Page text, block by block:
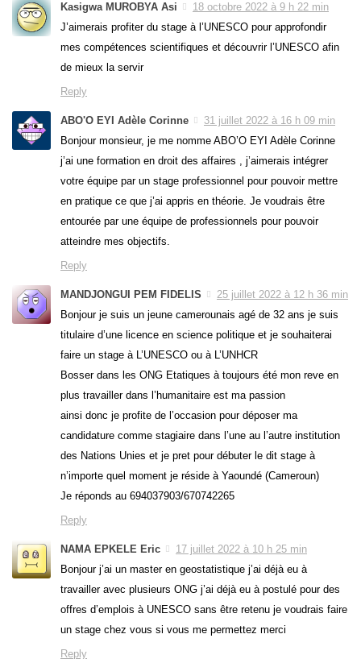
Kasigwa MUROBYA Asi
18 octobre 2022 à 9 h 22 min
J’aimerais profiter du stage à l’UNESCO pour approfondir
mes compétences scientifiques et découvrir l’UNESCO afin
de mieux la servir
Reply
ABO'O EYI Adèle Corinne
31 juillet 2022 à 16 h 09 min
Bonjour monsieur, je me nomme ABO’O EYI Adèle Corinne
j’ai une formation en droit des affaires , j’aimerais intégrer
votre équipe par un stage professionnel pour pouvoir mettre
en pratique ce que j’ai appris en théorie. Je voudrais être
entourée par une équipe de professionnels pour pouvoir
atteindre mes objectifs.
Reply
MANDJONGUI PEM FIDELIS
25 juillet 2022 à 12 h 36 min
Bonjour je suis un jeune camerounais agé de 32 ans je suis
titulaire d’une licence en science politique et je souhaiterai
faire un stage à L’UNESCO ou à L’UNHCR
Bosser dans les ONG Etatiques à toujours été mon reve en
plus travailler dans l’humanitaire est ma passion
ainsi donc je profite de l’occasion pour déposer ma
candidature comme stagiaire dans l’une au l’autre institution
des Nations Unies et je pret pour débuter le dit stage à
n’importe quel moment je réside à Yaoundé (Cameroun)
Je réponds au 694037903/670742265
Reply
NAMA EPKELE Eric
17 juillet 2022 à 10 h 25 min
Bonjour j’ai un master en geostatistique j’ai déjà eu à
travailler avec plusieurs ONG j’ai déjà eu à postulé pour des
offres d’emplois à UNESCO sans être retenu je voudrais faire
un stage chez vous si vous me permettez merci
Reply